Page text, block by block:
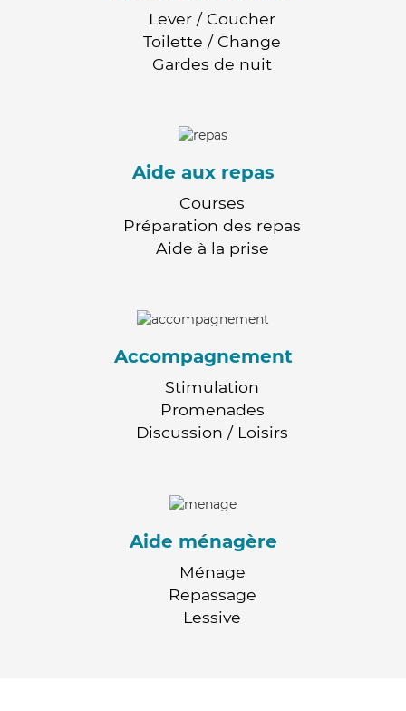
Lever / Coucher
Toilette / Change
Gardes de nuit
Aide aux repas
Courses
Préparation des repas
Aide à la prise
Accompagnement
Stimulation
Promenades
Discussion / Loisirs
Aide ménagère
Ménage
Repassage
Lessive